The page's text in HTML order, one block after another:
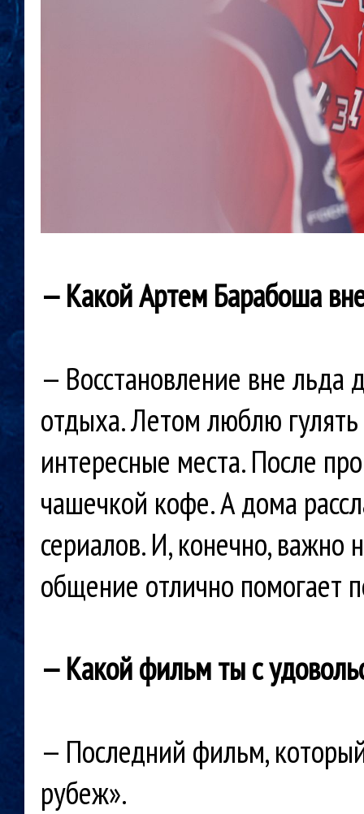
— Какой Артем Барабоша
— Восстановление вне льда
отдыха. Летом люблю
интересные места. После
чашечкой кофе. А дома
сериалов. И, конечно,
общение отлично помогает
— Какой фильм ты с
— Последний фильм,
рубеж».